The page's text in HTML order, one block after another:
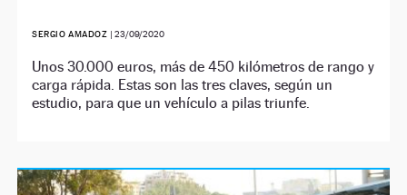
SERGIO AMADOZ | 23/09/2020
Unos 30.000 euros, más de 450 kilómetros de rango y
carga rápida. Estas son las tres claves, según un
estudio, para que un vehículo a pilas triunfe.